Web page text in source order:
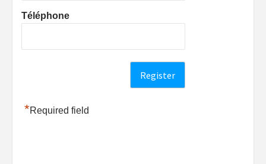
Téléphone
*Required field